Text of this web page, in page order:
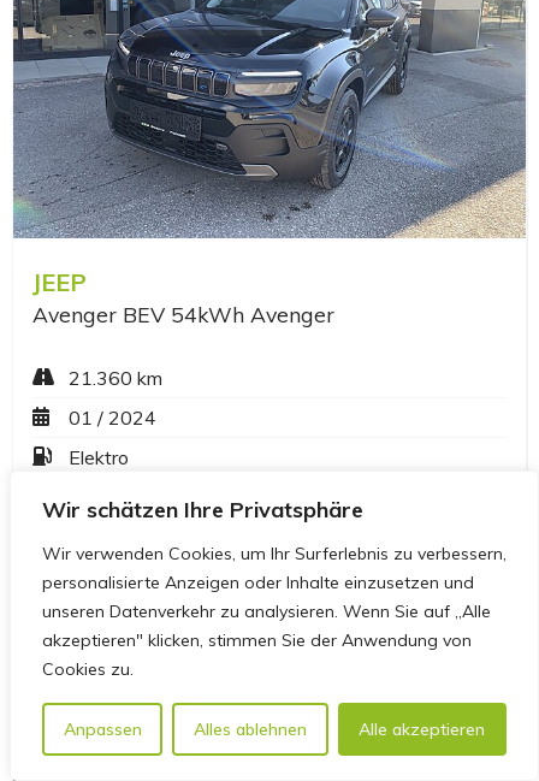
Wir schätzen Ihre Privatsphäre
Wir verwenden Cookies, um Ihr Surferlebnis zu verbessern,
personalisierte Anzeigen oder Inhalte einzusetzen und
unseren Datenverkehr zu analysieren. Wenn Sie auf „Alle
akzeptieren" klicken, stimmen Sie der Anwendung von
Cookies zu.
Anpassen Alles ablehnen Alle akzeptieren